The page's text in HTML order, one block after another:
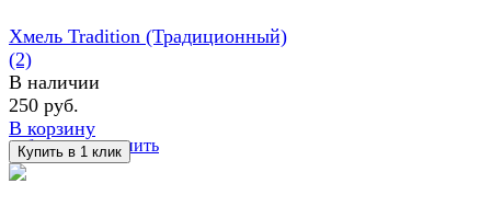
избранное сравнить
Хмель Tradition (Традиционный)
(2)
В наличии
250 руб.
В корзину